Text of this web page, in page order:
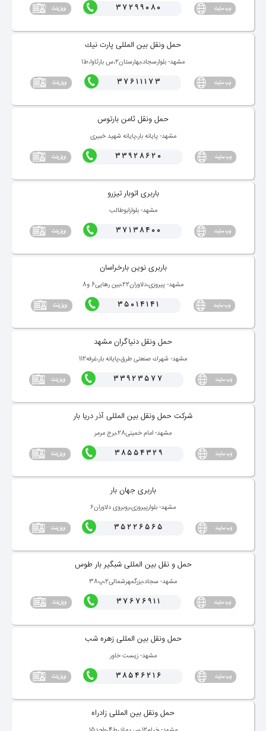
37299080
حمل ونقل بین المللی پارت نیك
مشهد- بلوارسجاد،بهارستان2،س بارثاوا،ط1
37611173
حمل ونقل ثامن بارتوس
مشهد- پایانه بار،پایانه شهید خبیری
33928620
باربری اتوبار تیزرو
مشهد- بلوارابوطالب
37138400
باربری نوین بارخراسان
مشهد- پیروزی،دلاوران22،بین رهایی6 و8
35014141
حمل ونقل دنیاگران مشهد
مشهد- شهرك صنعتی طرق،پایانه بار،غرفه112
33923577
شركت حمل ونقل بین المللی آذر دریا بار
مشهد- امام خمینی28،برج مرمر
38554329
باربری جهان بار
مشهد- بلوارپیروزی،روبروی دلاوران۶
35226565
حمل و نقل بین المللی شبگیر بار طوس
مشهد- سجاد،بزرگمهرشمالی2،پ38
37676911
حمل ونقل بین المللی زهره شب
مشهد- زیست خاور
38546216
حمل ونقل بین المللی زادراه